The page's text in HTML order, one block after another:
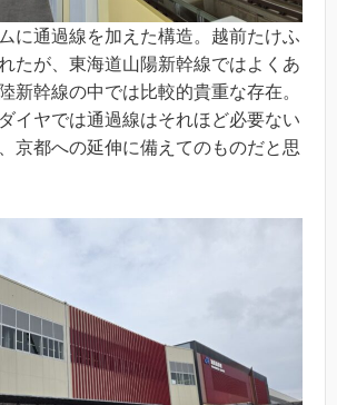
に通過線を加えた構造。越前たけふ
たが、東海道山陽新幹線ではよくあ
新幹線の中では比較的貴重な存在。
イヤでは通過線はそれほど必要ない
京都への延伸に備えてのものだと思